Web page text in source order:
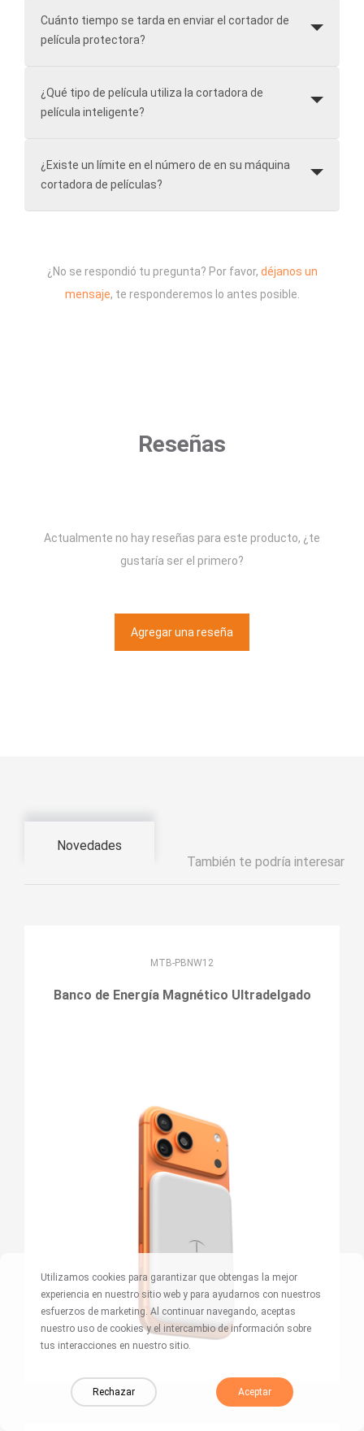
Cuánto tiempo se tarda en enviar el cortador de
película protectora?
¿Qué tipo de película utiliza la cortadora de
película inteligente?
¿Existe un límite en el número de en su máquina
cortadora de películas?
¿No se respondió tu pregunta? Por favor, déjanos un
mensaje, te responderemos lo antes posible.
Reseñas
Actualmente no hay reseñas para este producto, ¿te
gustaría ser el primero?
Agregar una reseña
Novedades
También te podría interesar
MTB-PBNW12
Banco de Energía Magnético Ultradelgado
Utilizamos cookies para garantizar que obtengas la mejor
experiencia en nuestro sitio web y para ayudarnos con nuestros
esfuerzos de marketing. Al continuar navegando, aceptas
nuestro uso de cookies y el intercambio de información sobre
tus interacciones en nuestro sitio.
Rechazar Aceptar